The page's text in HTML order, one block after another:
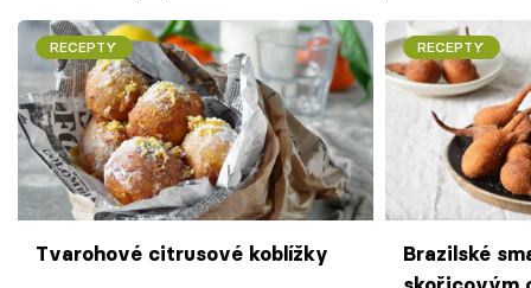
RECEPTY
Tvarohové citrusové koblížky
RECEPTY
Brazilské